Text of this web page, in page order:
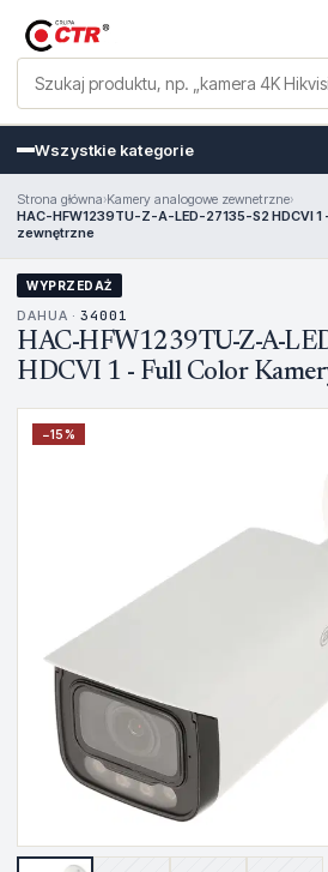
Wszystkie kategorie
Strona główna›Kamery analogowe zewnetrzne›
HAC-HFW1239TU-Z-A-LED-27135-S2 HDCVI 1
zewnętrzne
WYPRZEDAŻ
DAHUA · 34001
HAC-HFW1239TU-Z-A-
HDCVI 1 - Full Color
−15%